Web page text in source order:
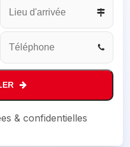
& confidentielles